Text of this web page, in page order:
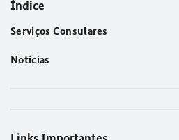
Índice
Serviços Consulares
Notícias